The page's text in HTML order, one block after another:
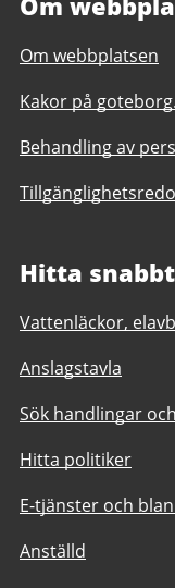
Om webbplatsen
Kakor på
Behandling av
Hitta snabbt
Vattenläckor,
Anslagstavla
Sök handlingar
Hitta politiker
E-tjänster och
Anställd